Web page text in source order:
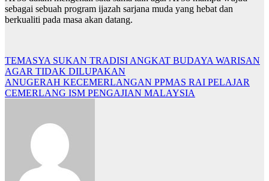
sebagai sebuah program ijazah sarjana muda yang hebat dan
berkualiti pada masa akan datang.
Navigasi
kiriman
TEMASYA SUKAN TRADISI ANGKAT BUDAYA WARISAN
AGAR TIDAK DILUPAKAN
ANUGERAH KECEMERLANGAN PPMAS RAI PELAJAR
CEMERLANG ISM PENGAJIAN MALAYSIA